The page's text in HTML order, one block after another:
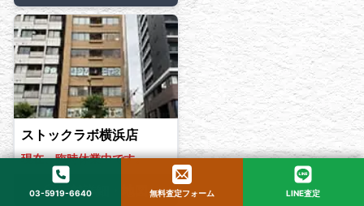
ストックラボ横浜店
現在、臨時休業中です。
店舗詳細・地図
03-5919-6640 無料査定フォーム LINE査定